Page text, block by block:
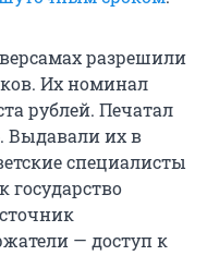
разрешили
Их номинал
рублей. Печатал
Выдавали их в
специалисты
государство
— доступ к